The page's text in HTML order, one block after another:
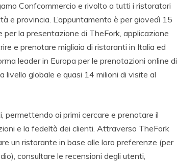
Confcommercio e rivolto a tutti i ristoratori
e provincia. L’appuntamento è per giovedì 15
per la presentazione di TheFork, applicazione
e prenotare migliaia di ristoranti in Italia ed
leader in Europa per le prenotazioni online di
globale e quasi 14 milioni di visite al
ai primi cercare e prenotare il
e la fedeltà dei clienti. Attraverso TheFork
un ristorante in base alle loro preferenze (per
consultare le recensioni degli utenti,